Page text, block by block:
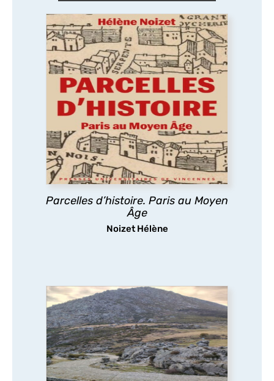
Parcelles d’histoire. Paris au Moyen
Âge
Noizet Hélène
Parcelles d’histoire. Paris au
Moyen Âge
Comment le Moyen Âge a dessiné la forme
de la ville de Paris ? Les églises, la trame
des rues, les lotissements, la poésie
urbaine montrent comment les pratiques
des habitants médiévaux ont durablement
structuré l’espace urbain parisien.
découvrir
Routes d’Orient et d’Occident
Pèlerins, marchands et autres voyageurs